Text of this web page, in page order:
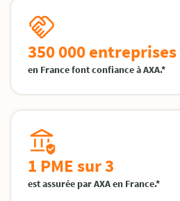
350 000 entreprises
en France font confiance à AXA.*
1 PME sur 3
est assurée par AXA en France.*